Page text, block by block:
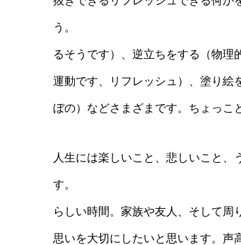
う。 簡単なこと
るそうです）、逆立ちをする（物
運動です、リフレッシュ）、塗り
ぼの）などさまざまです。ちょっこ
人生には楽しいこと、悲しいこと
す。 しかし、その全て
らしい時間。家
思いを大切にしたいと思います。声